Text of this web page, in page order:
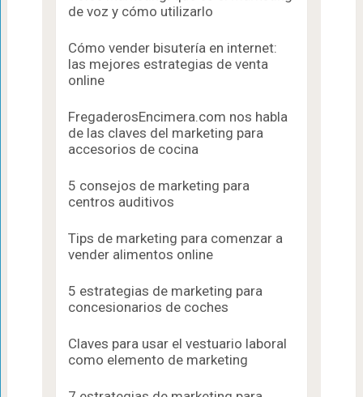
de voz y cómo utilizarlo
Cómo vender bisutería en internet:
las mejores estrategias de venta
online
FregaderosEncimera.com nos habla
de las claves del marketing para
accesorios de cocina
5 consejos de marketing para
centros auditivos
Tips de marketing para comenzar a
vender alimentos online
5 estrategias de marketing para
concesionarios de coches
Claves para usar el vestuario laboral
como elemento de marketing